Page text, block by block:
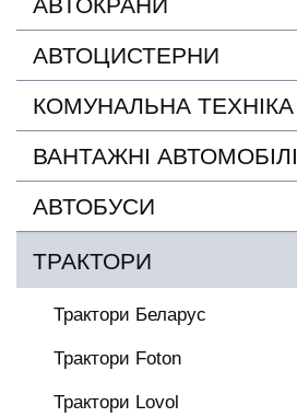
АВТОЦИСТЕРНИ
КОМУНАЛЬНА ТЕХНІКА
ВАНТАЖНІ АВТОМОБІЛІ
АВТОБУСИ
ТРАКТОРИ
Трактори Беларус
Трактори Foton
Трактори Lovol